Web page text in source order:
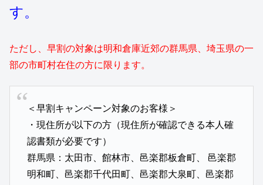
す。
ただし、早割の対象は明和倉庫近郊の群馬県、埼玉県の一
部の市町村在住の方に限ります。
＜早割キャンペーン対象のお客様＞
・現住所が以下の方（現住所が確認できる本人確
認書類が必要です）
群馬県：太田市、館林市、邑楽郡板倉町、 邑楽郡
明和町、邑楽郡千代田町、邑楽郡大泉町、邑楽郡